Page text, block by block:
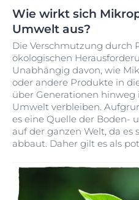
Wie wirkt sich
Umwelt aus?
Die Verschmutzung durch
ökologischen
Unabhängig davon, wie
oder andere Produkte in
über Generationen
Umwelt verbleiben.
es eine Quelle der Boden-
auf der ganzen Welt, da es
abbaut. Daher gilt es als